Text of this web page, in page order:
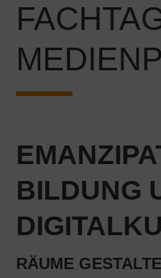
BILDUNG
RÄUME